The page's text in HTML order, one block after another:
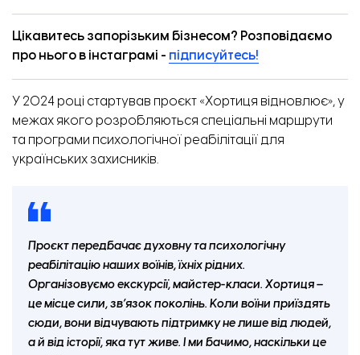
Цікавитесь запорізьким бізнесом? Розповідаємо
про нього в інстаграмі - підписуйтесь!
У 2024 році стартував проєкт «Хортиця відновлює», у
межах якого розробляються спеціальні маршрути
та програми психологічної реабілітації для
українських захисників.
Проєкт передбачає духовну та психологічну
реабілітацію наших воїнів, їхніх рідних.
Організовуємо екскурсії, майстер-класи. Хортиця –
це місце сили, зв’язок поколінь. Коли воїни приїздять
сюди, вони відчувають підтримку не лише від людей,
а й від історії, яка тут живе. І ми бачимо, наскільки це